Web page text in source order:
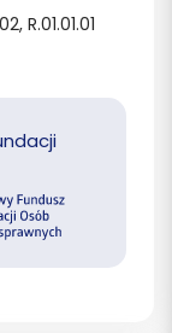
R.01.01.01